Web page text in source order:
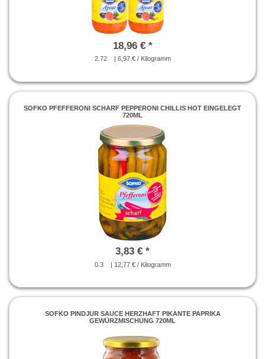
18,96 € *
2.72 | 6,97 € / Kilogramm
SOFKO PFEFFERONI SCHARF PEPPERONI CHILLIS HOT EINGELEGT
720ML
3,83 € *
0.3 | 12,77 € / Kilogramm
SOFKO PINDJUR SAUCE HERZHAFT PIKANTE PAPRIKA
GEWÜRZMISCHUNG 720ML